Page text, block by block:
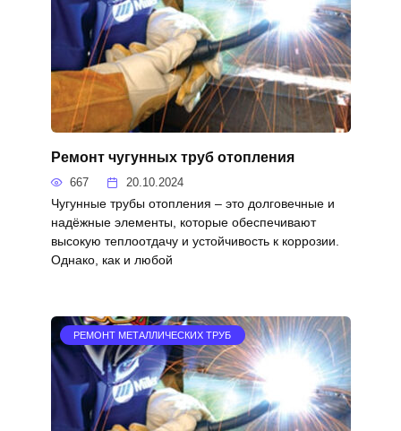
Ремонт чугунных труб отопления
667 20.10.2024
Чугунные трубы отопления – это долговечные и
надёжные элементы, которые обеспечивают
высокую теплоотдачу и устойчивость к коррозии.
Однако, как и любой
РЕМОНТ МЕТАЛЛИЧЕСКИХ ТРУБ